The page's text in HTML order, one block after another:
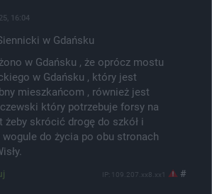
16:04
w Gdańsku
w Gdańsku , że oprócz mostu
w Gdańsku , który jest
mieszkańcom , również jest
który potrzebuje forsy na
żeby skrócić drogę do szkół i
wogule do życia po obu stronach
IP: 109.207.xx8.xx1 #